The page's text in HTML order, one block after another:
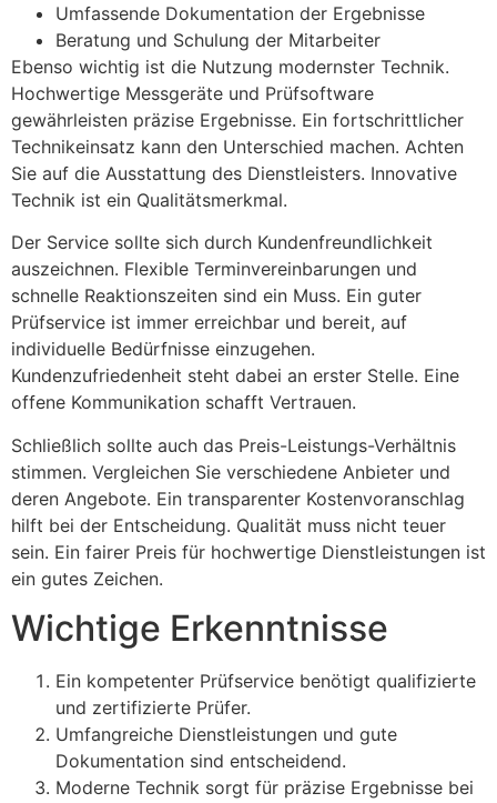
Umfassende Dokumentation der Ergebnisse
Beratung und Schulung der Mitarbeiter
Ebenso wichtig ist die Nutzung modernster Technik.
Hochwertige Messgeräte und Prüfsoftware
gewährleisten präzise Ergebnisse. Ein fortschrittlicher
Technikeinsatz kann den Unterschied machen. Achten
Sie auf die Ausstattung des Dienstleisters. Innovative
Technik ist ein Qualitätsmerkmal.
Der Service sollte sich durch Kundenfreundlichkeit
auszeichnen. Flexible Terminvereinbarungen und
schnelle Reaktionszeiten sind ein Muss. Ein guter
Prüfservice ist immer erreichbar und bereit, auf
individuelle Bedürfnisse einzugehen.
Kundenzufriedenheit steht dabei an erster Stelle. Eine
offene Kommunikation schafft Vertrauen.
Schließlich sollte auch das Preis-Leistungs-Verhältnis
stimmen. Vergleichen Sie verschiedene Anbieter und
deren Angebote. Ein transparenter Kostenvoranschlag
hilft bei der Entscheidung. Qualität muss nicht teuer
sein. Ein fairer Preis für hochwertige Dienstleistungen ist
ein gutes Zeichen.
Wichtige Erkenntnisse
Ein kompetenter Prüfservice benötigt qualifizierte
und zertifizierte Prüfer.
Umfangreiche Dienstleistungen und gute
Dokumentation sind entscheidend.
Moderne Technik sorgt für präzise Ergebnisse bei